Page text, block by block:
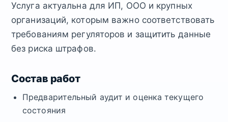
Услуга актуальна для ИП, ООО и крупных
организаций, которым важно соответствовать
требованиям регуляторов и защитить данные
без риска штрафов.
Состав работ
Предварительный аудит и оценка текущего
состояния